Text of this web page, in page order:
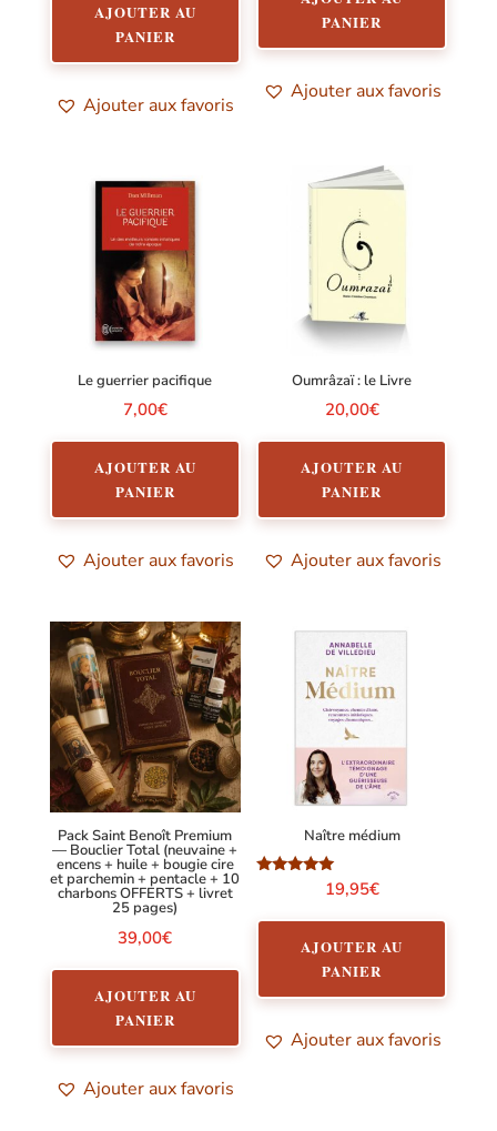
AJOUTER AU
PANIER
Ajouter aux favoris
PANIER
Ajouter aux favoris
Le guerrier pacifique
7,00€
AJOUTER AU
PANIER
Ajouter aux favoris
Oumrâzaï : le Livre
20,00€
AJOUTER AU
PANIER
Ajouter aux favoris
Pack Saint Benoît Premium
— Bouclier Total (neuvaine +
encens + huile + bougie cire
et parchemin + pentacle + 10
charbons OFFERTS + livret
25 pages)
39,00€
AJOUTER AU
PANIER
Ajouter aux favoris
Naître médium
19,95€
AJOUTER AU
PANIER
Ajouter aux favoris